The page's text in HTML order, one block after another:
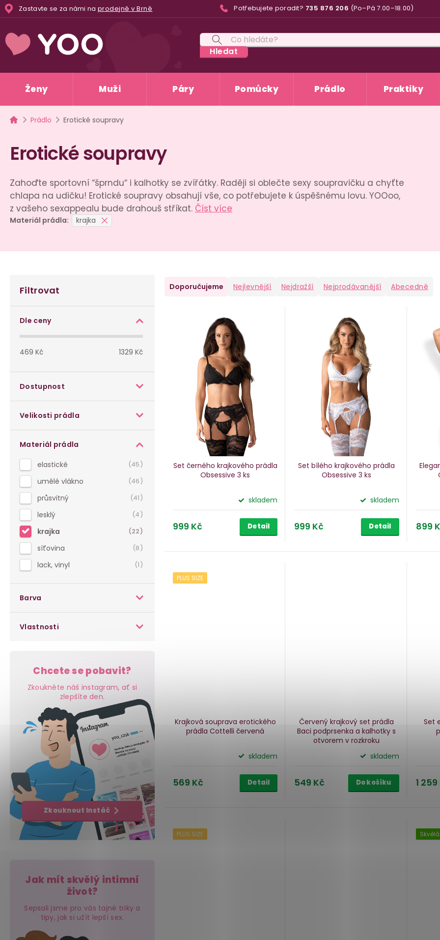
Přejít
na
Zastavte se za námi na prodejně v Brně Potřebujete poradit? 735 876 206 (Po–Pá 7.00–18.00)
Hledat
Ženy Muži Páry Pomůcky Prádlo Praktiky
Domů
Prádlo Erotické soupravy
Erotické soupravy
Zahoďte sportovní “šprndu“ i kalhotky se zvířátky. Raději si oblečte sexy soupravičku a chyťte
chlapa na udičku! Erotické soupravy obsahují vše, co potřebujete k úspěšnému lovu. YOOoo,
z vašeho sexappealu bude drahouš stříkat. Číst více
Materiál prádla: krajka
o
n
Filtrovat
Dle ceny
469 Kč 1329 Kč
Dostupnost
Velikosti prádla
Materiál prádla
elastické 45
umělé vlákno 46
průsvitný 41
lesklý 4
krajka 22
síťovina 8
lack, vinyl 1
Barva
Vlastnosti
Chcete se pobavit?
Zkoukněte náš instagram, ať si
zlepšíte den.
Zkouknout Instáč
Jak mít skvělý intimní
život?
Sepsali jsme pro vás tajné triky a
tipy, jak si užít lepší sex.
Ř
d
Doporučujeme Nejlevnější Nejdražší Nejprodávanější Abecedně
d
ů
Set černého krajkového prádla
Obsessive3 ks
skladem
999 Kč Detail
Set bílého krajkového prádla
Obsessive3 ks
skladem
999 Kč Detail 899
PLUS SIZE
Krajková souprava erotického
prádla Cottelličervená
skladem
569 Kč Detail
Červený krajkový set prádla
Bacipodprsenka a kalhotky s
otvorem v rozkroku
skladem
549 Kč Do košíku
Set
1
PLUS SIZE